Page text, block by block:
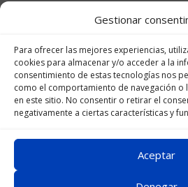
Gestionar
Para ofrecer las mejores experiencias,
cookies para almacenar y/o acceder a la
consentimiento de estas tecnologías nos
como el comportamiento de navegación o
en este sitio. No consentir o retirar el
negativamente a ciertas características y
Aceptar
MAQUINARÍA PROCESADO
MAQUINARÍA PRODUCTOS
MAQUINARÍA PARA
MAQUINARÍA PET FOOD
 (+34)961 363 856